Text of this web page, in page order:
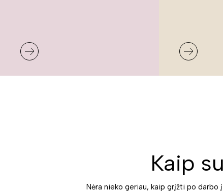
Kaip
Nėra nieko geriau, kaip grįžti po darbo